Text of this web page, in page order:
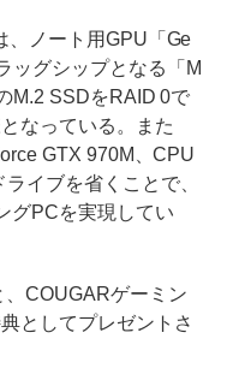
ノート用GPU「Ge
ッグシップとなる「M
M.2 SSDをRAID 0で
なっている。また
GTX 970M、CPU
イブを省くことで、
グPCを実現してい
COUGARゲーミン
としてプレゼントさ